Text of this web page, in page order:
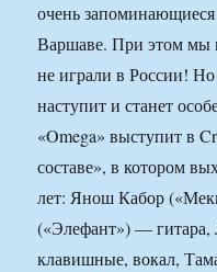
очень
Варшаве. При этом мы
не играли в России!
наступит и станет
«Omega» выступит в
составе», в котором
лет: Янош Кабор
(«Элефант») —
клавишные, вокал,